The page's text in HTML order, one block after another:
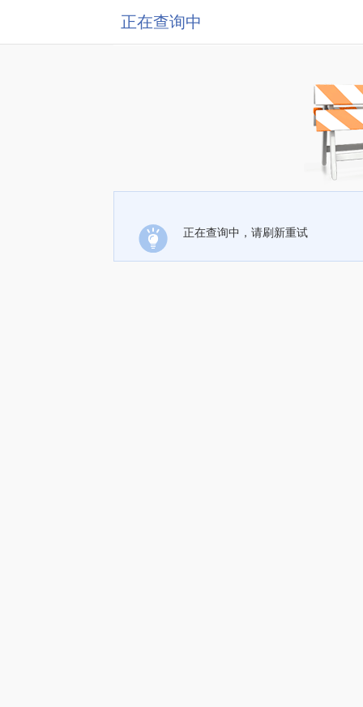
正在查询中
正在查询中，请刷新重试